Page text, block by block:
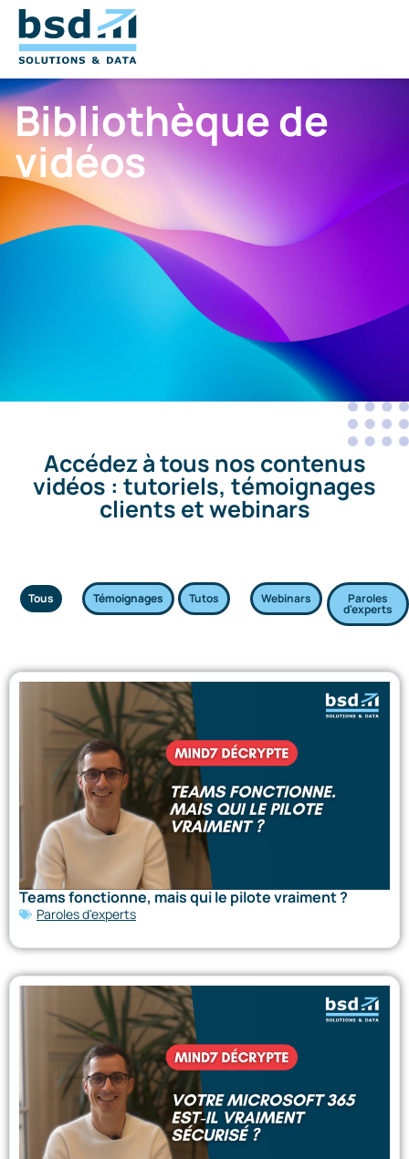
Bibliothèque de
vidéos
Accédez à tous nos contenus
vidéos : tutoriels, témoignages
clients et webinars
Tous Témoignages Tutos Webinars Paroles
d'experts
Teams fonctionne, mais qui le pilote vraiment ?
Paroles d'experts